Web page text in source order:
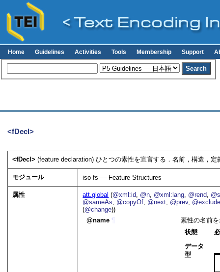
Home Guidelines Activities Tools Membership Support
<fDecl>
<fDecl>(feature declaration) ひとつの素性を宣言する．名前，構造，
モジュール iso-fs — Feature Structures
属性 att.global (@xml:id @n @xml:lang @rend
@sameAs
@copyOf @next @prev,
(@change))
name ¶
素性の名前
状態
データ
型